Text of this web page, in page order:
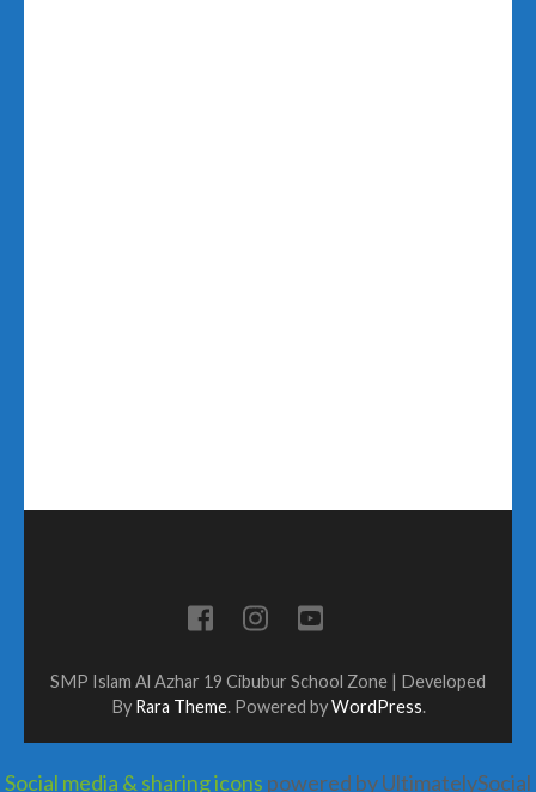
SMP Islam Al Azhar 19 Cibubur School Zone | Developed
By Rara Theme. Powered byWordPress.
Social media & sharing icons powered by UltimatelySocial